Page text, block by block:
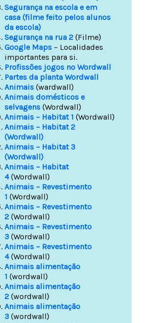
Segurança na escola e em
casa (filme feito pelos alunos
da escola)
Segurança na rua 2(Filme)
Google Maps– Localidades
importantes para si.
Profissões jogos no Wordwall
Partes da planta Wordwall
Animais (wardwall)
Animais domésticos e
selvagens(Wordwall)
Animais – Habitat 1 (Wordwall)
Animais – Habitat 2
(Wordwall)
Animais – Habitat 3
(Wordwall)
Animais – Habitat
4(Wordwall)
Animais – Revestimento
1 (Wordwall)
Animais – Revestimento
2(Wordwall)
Animais – Revestimento
3(Wordwall)
Animais – Revestimento
4(Wordwall)
Animais alimentação
1 (wordwall)
Animais alimentação
2 (wordwall)
Animais alimentação
3(wordwall)